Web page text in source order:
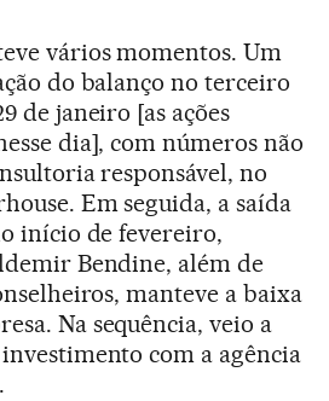
vários momentos. Um
do balanço no terceiro
de janeiro [as ações
dia], com números não
responsável, no
Em seguida, a saída
início de fevereiro,
Bendine, além de
manteve a baixa
Na sequência, veio a
com a agência